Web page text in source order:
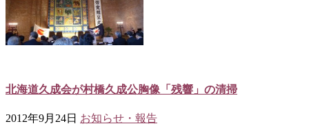
北海道久成会が村橋久成公胸像「残響」の清掃
2012年9月24日 お知らせ・報告